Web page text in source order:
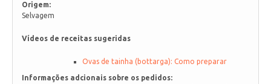
Origem:
Selvagem
Vídeos de receitas sugeridas
Ovas de tainha (bottarga): Como preparar
Informações adcionais sobre os pedidos: